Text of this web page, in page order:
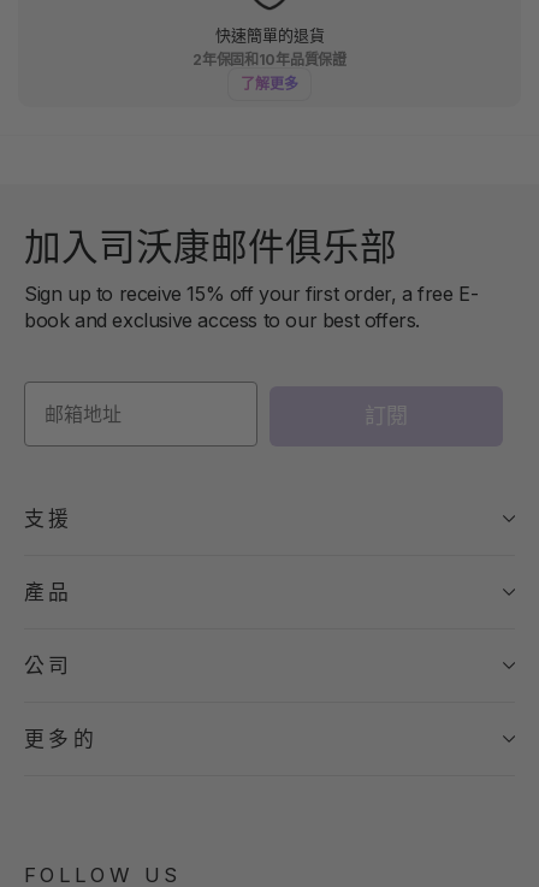
快速簡單的退貨
2年保固和10年品質保證
了解更多
加入司沃康邮件俱乐部
Sign up to receive 15% off your first order, a free E-
book and exclusive access to our best offers.
訂閱
支援
產品
公司
更多的
FOLLOW US